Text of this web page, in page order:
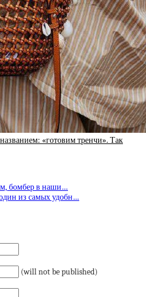
«готовим тренчи». Так
бомбер в наши…
из самых удобн…
(will not be published)